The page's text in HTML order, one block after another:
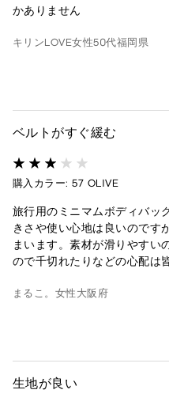
かありません
キリンLOVE女性50代福岡県
ベルトがすぐ緩む
購入カラー: 57 OLIVE
旅行用のミニマムボディバッ
きさや使い心地は良いのです
まいます。素材が滑りやす
ので千切れたりなどの心配は
まるこ。 女性 大阪府
生地が良い